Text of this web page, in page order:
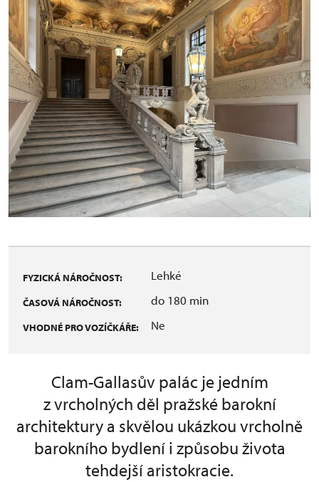
FYZICKÁ NÁROČNOST: Lehké
ČASOVÁ NÁROČNOST: do 180 min
VHODNÉ PRO VOZÍČKÁŘE: Ne
Clam-Gallasův palác je jedním
z vrcholných děl pražské barokní
architektury a skvělou ukázkou vrcholně
barokního bydlení i způsobu života
tehdejší aristokracie.